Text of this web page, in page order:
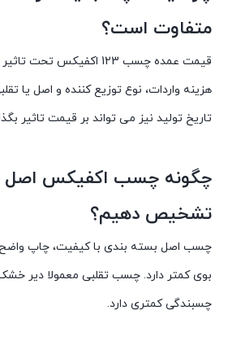
متفاوت است؟
قیمت عمده چسب 123 اکفیکس
تحت تاثیر
هزینه واردات، نوع توزیع کننده و اصل یا
تاریخ تولید نیز می تواند بر قیمت تاثیر
چگونه چسب اکفیکس اصل
تشخیص دهیم؟
چسب اصل بسته بندی با کیفیت، چاپ واضح،
بوی کمتر دارد. چسب تقلبی معمولا دیر
چسبندگی کمتری دارد.